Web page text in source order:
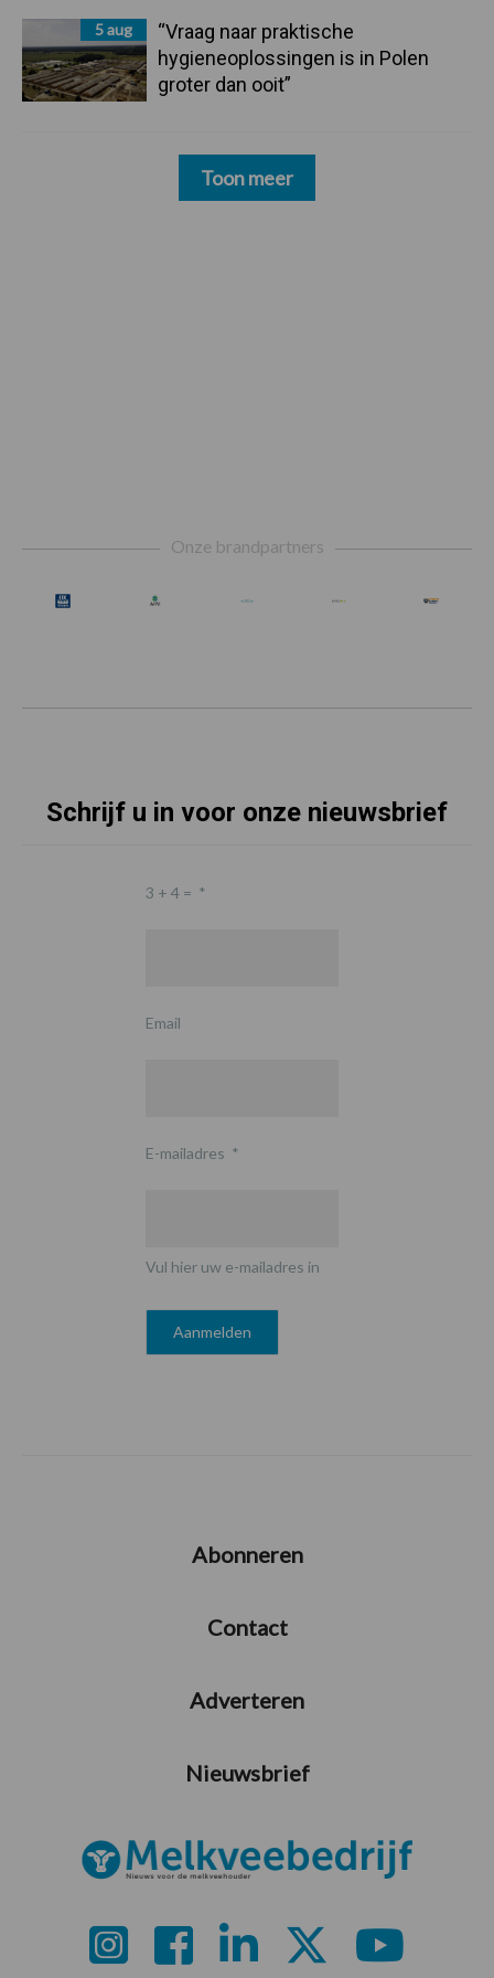
5 aug
“Vraag naar praktische
hygieneoplossingen is in Polen
groter dan ooit”
Toon meer
Onze brandpartners
Schrijf u in voor onze nieuwsbrief
3 + 4 = *
Email
E-mailadres *
Vul hier uw e-mailadres in
Abonneren
Contact
Adverteren
Nieuwsbrief